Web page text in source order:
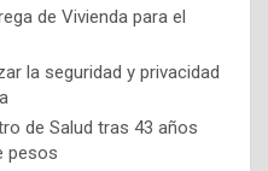
de Vivienda para el
la seguridad y privacidad
de Salud tras 43 años
pesos